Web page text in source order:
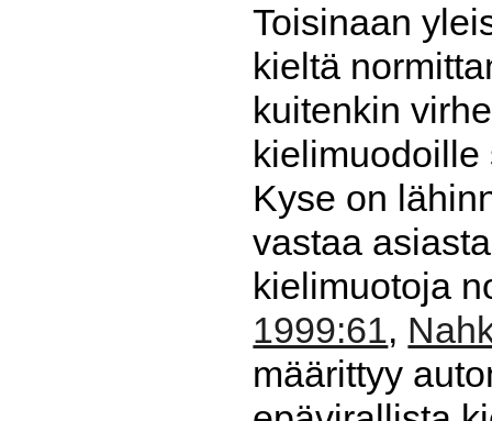
Toisinaan
kieltä
kuitenkin
kielimuodoille
Kyse on
vastaa
kielimuotoja
1999:61,
määrittyy